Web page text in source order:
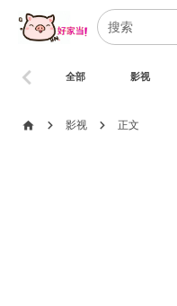
全部 影视
chevron_left
home chevron_right 影视 chevron_right 正文